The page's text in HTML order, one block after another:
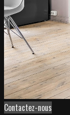
Contactez-nous